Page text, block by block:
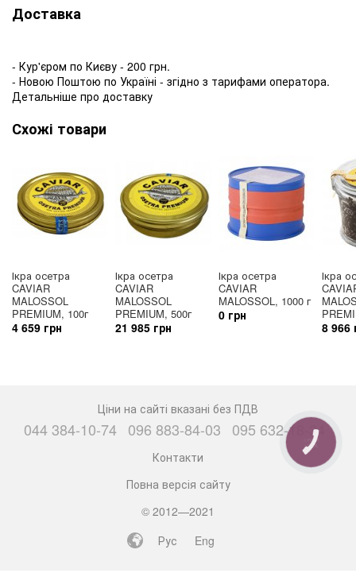
Доставка
- Кур'єром по Києву - 200 грн.
- Новою Поштою по Україні - згідно з тарифами оператора.
Детальніше про доставку
Схожі товари
Ікра осетра
CAVIAR
MALOSSOL
PREMIUM, 100г
4 659 грн
Ікра осетра
CAVIAR
MALOSSOL
PREMIUM, 500г
21 985 грн
Ікра осетра
CAVIAR
MALOSSOL, 1000 г
0 грн
Ікра
8 966
Ціни на сайті вказані без ПДВ
044 384-10-74 096 883-84-03 095 632-18-34
Контакти
Повна версія сайту
© 2012—2021
Рус
Eng
КНОПКА
ЗВ'ЯЗКУ